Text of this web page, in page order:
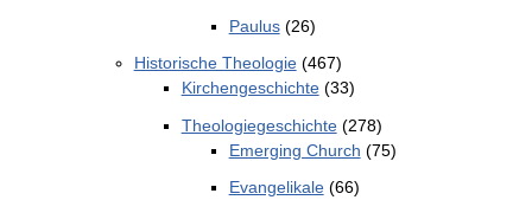
Paulus(26)
Historische Theologie(467)
Kirchengeschichte(33)
Theologiegeschichte(278)
Emerging Church (75)
Evangelikale(66)